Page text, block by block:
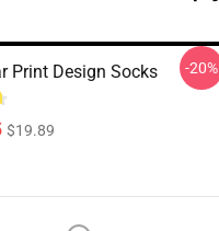
Print Design Socks
$19.89
-20%